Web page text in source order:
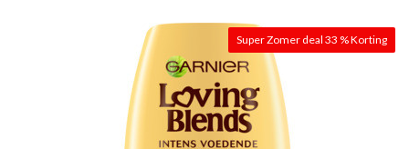
Super Zomer deal 33 % Korting